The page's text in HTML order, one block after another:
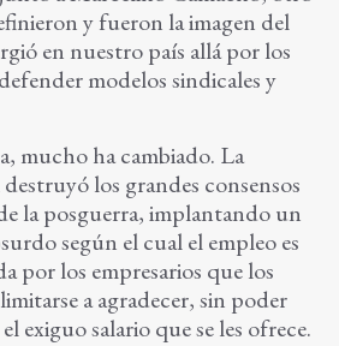
y fueron la imagen del
en nuestro país allá por los
modelos sindicales y
mucho ha cambiado. La
los grandes consensos
la posguerra, implantando un
según el cual el empleo es
por los empresarios que los
a agradecer, sin poder
exiguo salario que se les ofrece.